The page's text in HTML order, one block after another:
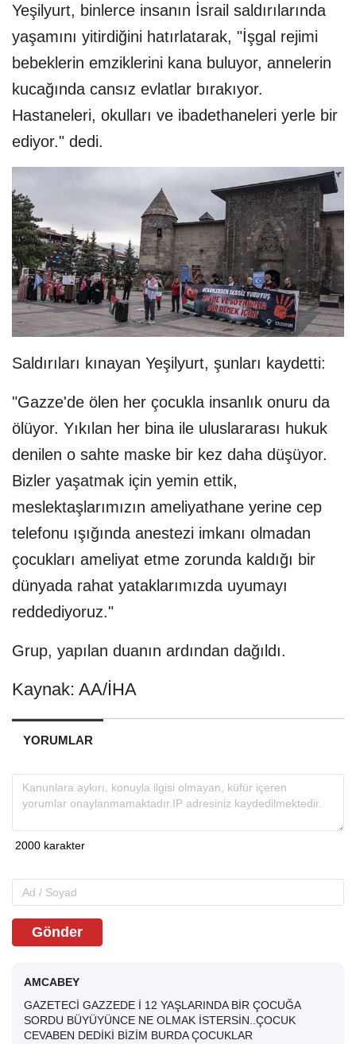
Yeşilyurt, binlerce insanın İsrail saldırılarında
yaşamını yitirdiğini hatırlatarak, "İşgal rejimi
bebeklerin emziklerini kana buluyor, annelerin
kucağında cansız evlatlar bırakıyor.
Hastaneleri, okulları ve ibadethaneleri yerle bir
ediyor." dedi.
Saldırıları kınayan Yeşilyurt, şunları kaydetti:
"Gazze'de ölen her çocukla insanlık onuru da
ölüyor. Yıkılan her bina ile uluslararası hukuk
denilen o sahte maske bir kez daha düşüyor.
Bizler yaşatmak için yemin ettik,
meslektaşlarımızın ameliyathane yerine cep
telefonu ışığında anestezi imkanı olmadan
çocukları ameliyat etme zorunda kaldığı bir
dünyada rahat yataklarımızda uyumayı
reddediyoruz."
Grup, yapılan duanın ardından dağıldı.
Kaynak: AA/İHA
YORUMLAR
Gönder
AMCABEY
GAZETECİ GAZZEDE İ 12 YAŞLARINDA BİR ÇOCUĞA
SORDU BÜYÜYÜNCE NE OLMAK İSTERSİN..ÇOCUK
CEVABEN DEDİKİ BİZİM BURDA ÇOCUKLAR